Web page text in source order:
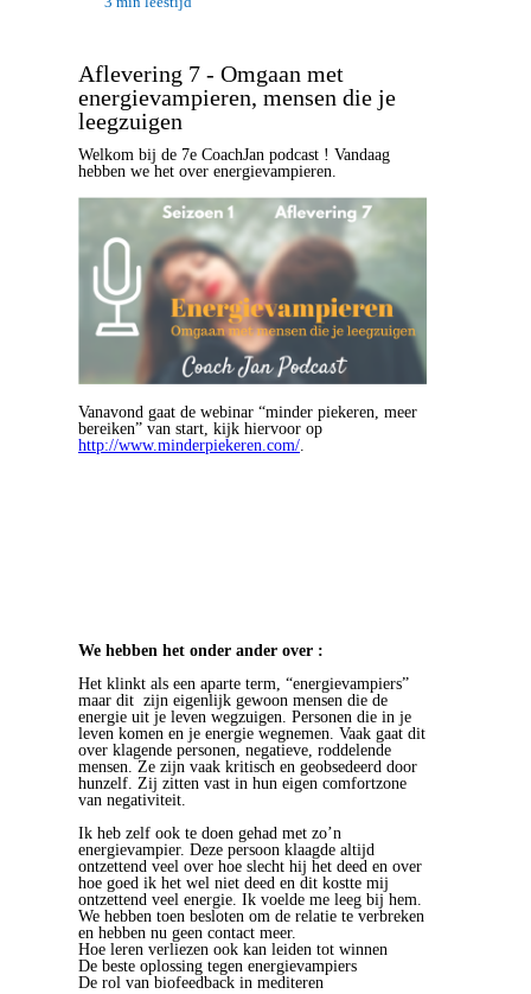
Aflevering 7 - Omgaan met
energievampieren, mensen die je
leegzuigen
Welkom bij de 7e CoachJan podcast ! Vandaag
hebben we het over energievampieren.
Vanavond gaat de webinar “minder piekeren, meer
bereiken” van start, kijk hiervoor op
http://www.minderpiekeren.com/.
We hebben het onder ander over :
Het klinkt als een aparte term, “energievampiers”
maar dit zijn eigenlijk gewoon mensen die de
energie uit je leven wegzuigen. Personen die in je
leven komen en je energie wegnemen. Vaak gaat dit
over klagende personen, negatieve, roddelende
mensen. Ze zijn vaak kritisch en geobsedeerd door
hunzelf. Zij zitten vast in hun eigen comfortzone
van negativiteit.
Ik heb zelf ook te doen gehad met zo’n
energievampier. Deze persoon klaagde altijd
ontzettend veel over hoe slecht hij het deed en over
hoe goed ik het wel niet deed en dit kostte mij
ontzettend veel energie. Ik voelde me leeg bij hem.
We hebben toen besloten om de relatie te verbreken
en hebben nu geen contact meer.
Hoe leren verliezen ook kan leiden tot winnen
De beste oplossing tegen energievampiers
De rol van biofeedback in mediteren